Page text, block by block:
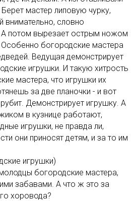
мастер липовую чурку,
внимательно, словно
А потом вырезает острым ножом
богородские мастера
Ведущая демонстрирует
игрушки. И такую хитрость
мастера, что игрушки их
за две планочки - и вот
Демонстрирует игрушку. А
в кузнице работают,
игрушки, не правда ли,
они приносят детям, и за то им
игрушки)
богородские мастера,
забавами. А что ж это за
хоровода?